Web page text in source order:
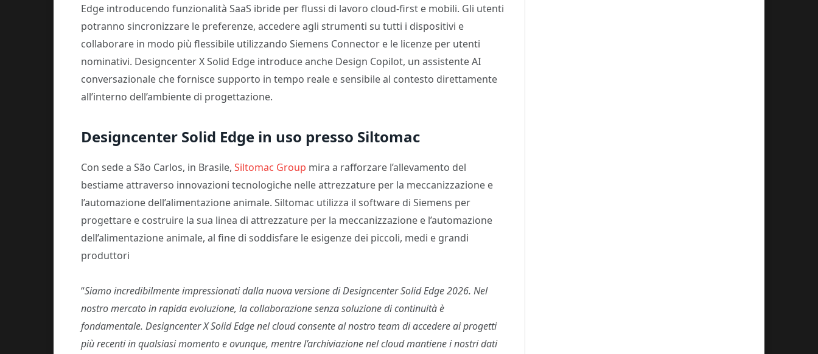
Edge introducendo funzionalità SaaS ibride per flussi di lavoro cloud-first e mobili. Gli utenti
potranno sincronizzare le preferenze, accedere agli strumenti su tutti i dispositivi e
collaborare in modo più flessibile utilizzando Siemens Connector e le licenze per utenti
nominativi. Designcenter X Solid Edge introduce anche Design Copilot, un assistente AI
conversazionale che fornisce supporto in tempo reale e sensibile al contesto direttamente
all’interno dell’ambiente di progettazione.
Designcenter Solid Edge in uso presso Siltomac
Con sede a São Carlos, in Brasile, Siltomac Group mira a rafforzare l’allevamento del
bestiame attraverso innovazioni tecnologiche nelle attrezzature per la meccanizzazione e
l’automazione dell’alimentazione animale. Siltomac utilizza il software di Siemens per
progettare e costruire la sua linea di attrezzature per la meccanizzazione e l’automazione
dell’alimentazione animale, al fine di soddisfare le esigenze dei piccoli, medi e grandi
produttori
“Siamo incredibilmente impressionati dalla nuova versione di Designcenter Solid Edge 2026. Nel
nostro mercato in rapida evoluzione, la collaborazione senza soluzione di continuità è
fondamentale. Designcenter X Solid Edge nel cloud consente al nostro team di accedere ai progetti
più recenti in qualsiasi momento e ovunque, mentre l’archiviazione nel cloud mantiene i nostri dati